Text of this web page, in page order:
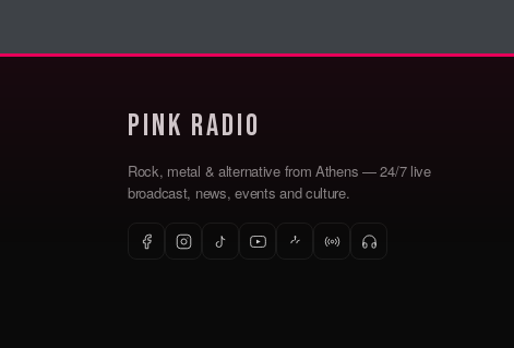
Pink Radio
Rock, metal & alternative from Athens — 24/7 live
broadcast, news, events and culture.